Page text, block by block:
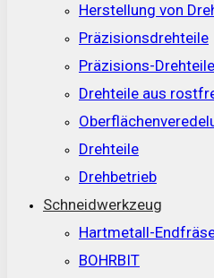
Herstellung von
Präzisionsdrehteile
Präzisions-
Drehteile aus
Drehteile
Drehbetrieb
Schneidwerkzeug
Hartmetall-
BOHRBIT